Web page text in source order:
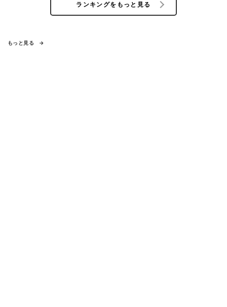
ランキングをもっと見る
もっと見る